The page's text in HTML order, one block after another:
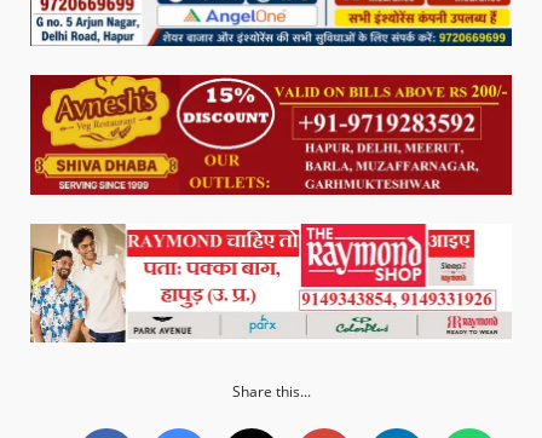
Share this...